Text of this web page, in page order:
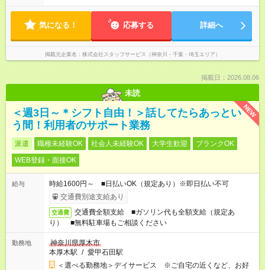
気になる！ 応募する 詳細へ
掲載元企業名 株式会社スタッフサービス（神奈川・千葉・埼玉エリア）
掲載日：2026.08.06
未読
NEW
＜週3日～＊シフト自由！＞話してたらあっとい
う間！利用者のサポート業務
派遣 職種未経験OK 社会人未経験OK 大学生歓迎
ブランクOK
WEB登録・面接OK
給与
時給1600円～ ■日払いOK（規定あり）※即日払い不可
交通費別途支給あり
交通費
交通費全額支給 ■ガソリン代も全額支給（規定あ
り） ■無料駐車場もご相談ください
勤務地
神奈川県厚木市
本厚木駅 / 愛甲石田駅
＜選べる勤務地＞デイサービス ※ご自宅の近くなど、お好